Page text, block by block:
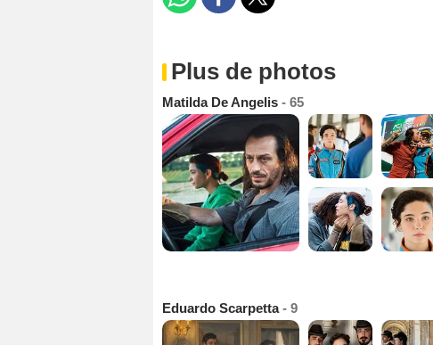
Plus de photos
Matilda De Angelis - 65
Eduardo Scarpetta- 9